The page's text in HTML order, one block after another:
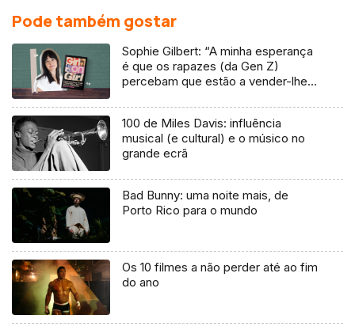
Pode também gostar
Sophie Gilbert: “A minha esperança
é que os rapazes (da Gen Z)
percebam que estão a vender-lhes
100 de Miles Davis: influência
musical (e cultural) e o músico no
grande ecrã
Bad Bunny: uma noite mais, de
Porto Rico para o mundo
Os 10 filmes a não perder até ao fim
do ano